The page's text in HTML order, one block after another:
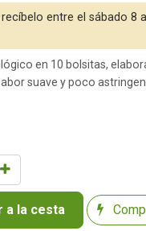
a la cesta
entre el sábado 8
en 10 bolsitas,
suave y poco